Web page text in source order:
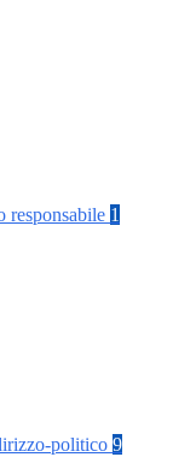
responsabile 1
politico 9